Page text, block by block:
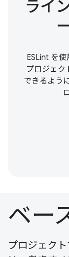
ライ
ESLint を使
プロジェク
できるよう
ベー
プロジェク